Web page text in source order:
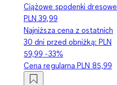
Ciążowe spodenki dresowe
PLN 39,99
Najniższa cena z ostatnich
30 dni przed obniżką: PLN
59,99 -33%
Cena regularnaPLN 85,99